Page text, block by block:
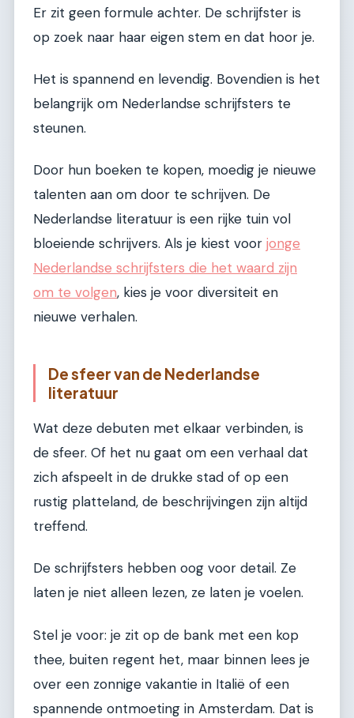
Er zit geen formule achter. De schrijfster is
op zoek naar haar eigen stem en dat hoor je.
Het is spannend en levendig. Bovendien is het
belangrijk om Nederlandse schrijfsters te
steunen.
Door hun boeken te kopen, moedig je nieuwe
talenten aan om door te schrijven. De
Nederlandse literatuur is een rijke tuin vol
bloeiende schrijvers. Als je kiest voor jonge
Nederlandse schrijfsters die het waard zijn
om te volgen, kies je voor diversiteit en
nieuwe verhalen.
De sfeer van de Nederlandse
literatuur
Wat deze debuten met elkaar verbinden, is
de sfeer. Of het nu gaat om een verhaal dat
zich afspeelt in de drukke stad of op een
rustig platteland, de beschrijvingen zijn altijd
treffend.
De schrijfsters hebben oog voor detail. Ze
laten je niet alleen lezen, ze laten je voelen.
Stel je voor: je zit op de bank met een kop
thee, buiten regent het, maar binnen lees je
over een zonnige vakantie in Italië of een
spannende ontmoeting in Amsterdam. Dat is